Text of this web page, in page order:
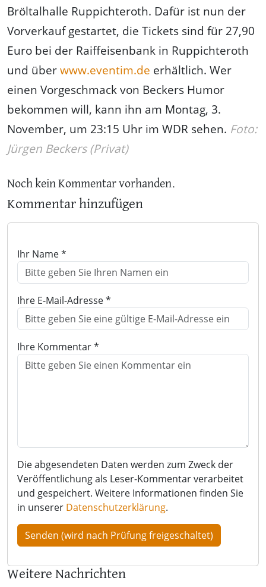
Bröltalhalle Ruppichteroth. Dafür ist nun der
Vorverkauf gestartet, die Tickets sind für 27,90
Euro bei der Raiffeisenbank in Ruppichteroth
und überwww.eventim.de erhältlich. Wer
einen Vorgeschmack von Beckers Humor
bekommen will, kann ihn am Montag, 3.
November, um 23:15 Uhr im WDR sehen. Foto:
Jürgen Beckers (Privat)
Noch kein Kommentar vorhanden.
Kommentar hinzufügen
Ihr Name *
Ihre E-Mail-Adresse *
Ihre Kommentar *
Die abgesendeten Daten werden zum Zweck der
Veröffentlichung als Leser-Kommentar verarbeitet
und gespeichert. Weitere Informationen finden Sie
in unserer Datenschutzerklärung.
Weitere Nachrichten